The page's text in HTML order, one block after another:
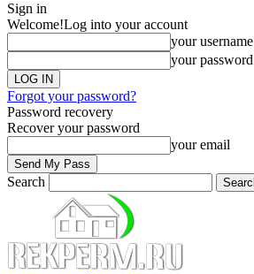
Sign in
Welcome!Log into your account
your username
your password
Forgot your password?
Password recovery
Recover your password
your email
Search